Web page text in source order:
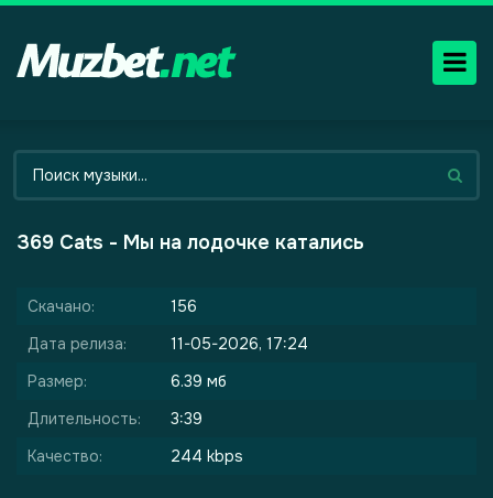
369 Cats - Мы на лодочке катались
Скачано:
156
Дата релиза:
11-05-2026, 17:24
Размер:
6.39 мб
Длительность:
3:39
Качество:
244 kbps